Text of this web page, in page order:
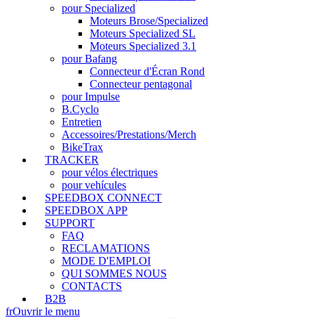
pour Specialized
Moteurs Brose/Specialized
Moteurs Specialized SL
Moteurs Specialized 3.1
pour Bafang
Connecteur d'Écran Rond
Connecteur pentagonal
pour Impulse
B.Cyclo
Entretien
Accessoires/Prestations/Merch
BikeTrax
TRACKER
pour vélos électriques
pour vehícules
SPEEDBOX CONNECT
SPEEDBOX APP
SUPPORT
FAQ
RECLAMATIONS
MODE D'EMPLOI
QUI SOMMES NOUS
CONTACTS
B2B
frOuvrir le menu